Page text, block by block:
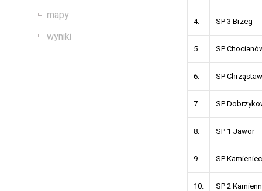
mapy
wyniki
4. SP 3 Brzeg
5. SP
6. SP
7. SP
8. SP 1 Jawor
9. SP
10. SP 2